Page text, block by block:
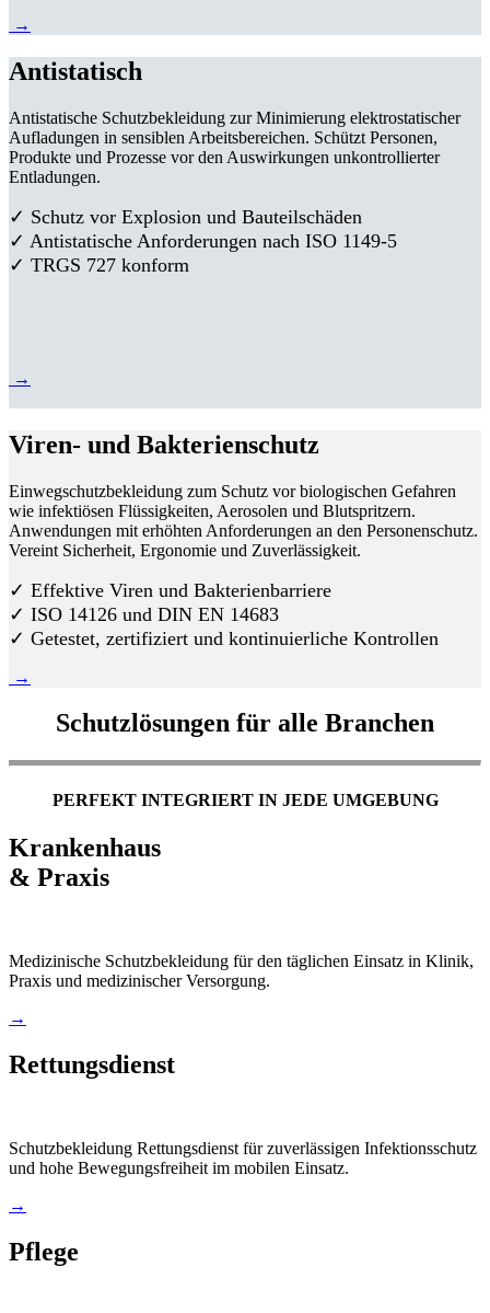
→
Antistatisch
Antistatische Schutzbekleidung zur Minimierung elektrostatischer
Aufladungen in sensiblen Arbeitsbereichen. Schützt Personen,
Produkte und Prozesse vor den Auswirkungen unkontrollierter
Entladungen.
✓ Schutz vor Explosion und Bauteilschäden
✓ Antistatische Anforderungen nach ISO 1149-5
✓ TRGS 727 konform
→
Viren- und Bakterienschutz
Einwegschutzbekleidung zum Schutz vor biologischen Gefahren
wie infektiösen Flüssigkeiten, Aerosolen und Blutspritzern.
Anwendungen mit erhöhten Anforderungen an den Personenschutz.
Vereint Sicherheit, Ergonomie und Zuverlässigkeit.
✓ Effektive Viren und Bakterienbarriere
✓ ISO 14126 und DIN EN 14683
✓ Getestet, zertifiziert und kontinuierliche Kontrollen
→
Schutzlösungen für alle Branchen
PERFEKT INTEGRIERT IN JEDE UMGEBUNG
Krankenhaus
& Praxis
Medizinische Schutzbekleidung für den täglichen Einsatz in Klinik,
Praxis und medizinischer Versorgung.
→
Rettungsdienst
Schutzbekleidung Rettungsdienst für zuverlässigen Infektionsschutz
und hohe Bewegungsfreiheit im mobilen Einsatz.
→
Pflege